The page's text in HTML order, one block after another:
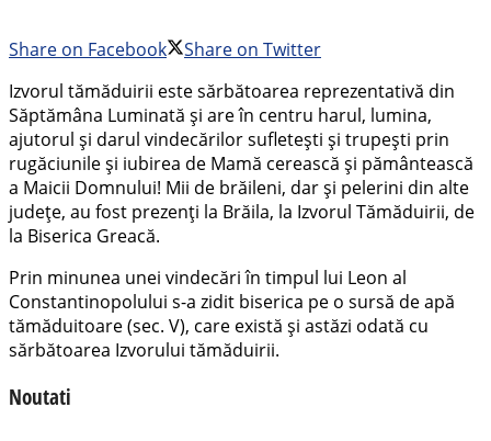
Share on Facebook
Share on Twitter
Izvorul tămăduirii este sărbătoarea reprezentativă din
Săptămâna Luminată și are în centru harul, lumina,
ajutorul și darul vindecărilor sufletești și trupești prin
rugăciunile și iubirea de Mamă cerească și pământească
a Maicii Domnului! Mii de brăileni, dar și pelerini din alte
județe, au fost prezenți la Brăila, la Izvorul Tămăduirii, de
la Biserica Greacă.
Prin minunea unei vindecări în timpul lui Leon al
Constantinopolului s-a zidit biserica pe o sursă de apă
tămăduitoare (sec. V), care există și astăzi odată cu
sărbătoarea Izvorului tămăduirii.
Noutati